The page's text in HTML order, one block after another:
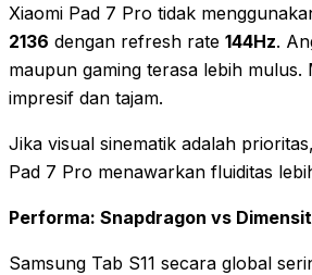
Xiaomi Pad 7 Pro tidak
2136 dengan refresh rate 144Hz.
maupun gaming terasa lebih
impresif dan tajam.
Jika visual sinematik adalah
Pad 7 Pro menawarkan fluiditas
Performa: Snapdragon vs
Samsung Tab S11 secara global